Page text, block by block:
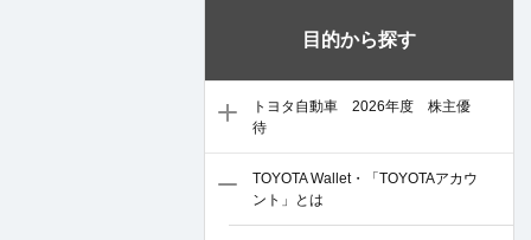
目的から探す
トヨタ自動車 2026年度 株主優
待
TOYOTA Wallet・「TOYOTAアカウ
ント」とは